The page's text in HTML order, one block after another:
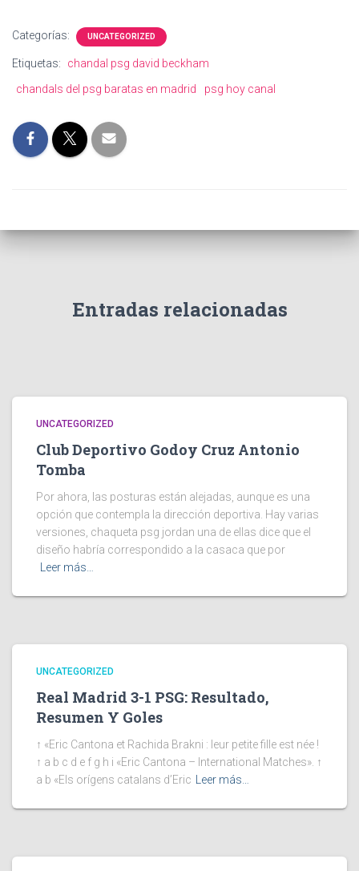
Categorías: UNCATEGORIZED
Etiquetas:
chandal psg david beckham
chandals del psg baratas en madrid
psg hoy canal
Entradas relacionadas
UNCATEGORIZED
Club Deportivo Godoy Cruz Antonio
Tomba
Por ahora, las posturas están alejadas, aunque es una
opción que contempla la dirección deportiva. Hay varias
versiones, chaqueta psg jordan una de ellas dice que el
diseño habría correspondido a la casaca que por
Leer más…
UNCATEGORIZED
Real Madrid 3-1 PSG: Resultado,
Resumen Y Goles
↑ «Eric Cantona et Rachida Brakni : leur petite fille est née !
↑ a b c d e f g h i «Eric Cantona – International Matches». ↑
a b «Els orígens catalans d’Eric
Leer más…